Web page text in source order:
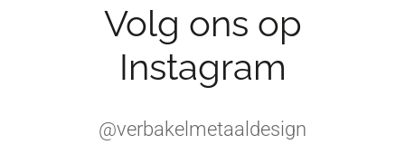
Volg ons op
Instagram
@verbakelmetaaldesign